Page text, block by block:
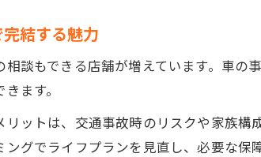
結する魅力
談もできる店舗が増えています。車
ます。
ットは、交通事故時のリスクや家族
グでライフプランを見直し、必要な保